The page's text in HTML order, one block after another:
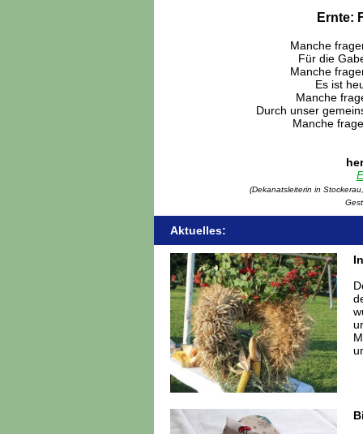
Ernte:
Manche
Für die
Manche
Es ist
Manche
Durch unser
Manche
(Dekanatsleiterin in
Aktuelles: